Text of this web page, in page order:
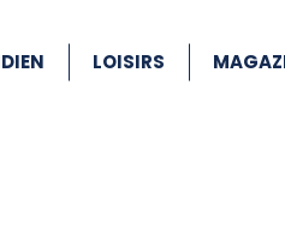
LOISIRS